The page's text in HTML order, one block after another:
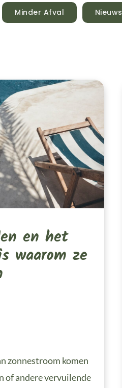
Minder Afval Nieuws
en het
waarom ze
zonnestroom komen
of andere vervuilende